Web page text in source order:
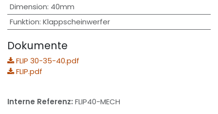
Dimension: 40mm
Funktion: Klappscheinwerfer
Dokumente
FLIP 30-35-40.pdf
FLIP.pdf
Interne Referenz: FLIP40-MECH